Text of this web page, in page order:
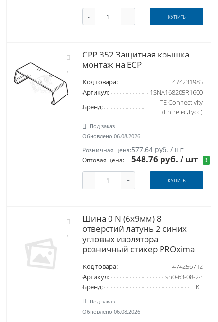
- + КУПИТЬ
CPP 352 Защитная крышка
монтаж на ECP
Код товара:
474231985
Артикул:
1SNA168205R1600
Бренд:
TE Connectivity
(Entrelec,Tyco)
Под заказ
Обновлено 06.08.2026
Розничная цена:577.64 руб. / шт
Оптовая цена: 548.76 руб./ шт !
- + КУПИТЬ
Шина 0 N (6х9мм) 8
отверстий латунь 2 синих
угловых изолятора
розничный стикер PROxima
Код товара:
474256712
Артикул:
sn0-63-08-2-r
Бренд:
EKF
Под заказ
Обновлено 06.08.2026